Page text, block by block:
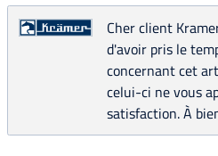
Cher client
d'avoir pris le
concernant cet
celui-ci ne vous
satisfaction. À